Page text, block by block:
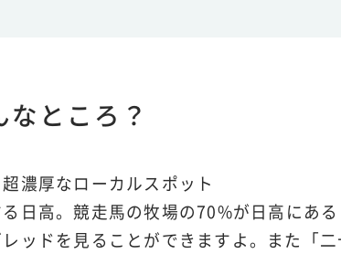
ところ？
濃厚なローカルスポット
日高。競走馬の牧場の70%が日高にあ
ッドを見ることができますよ。また「